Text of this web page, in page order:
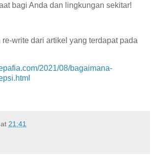
bagi Anda dan lingkungan sekitar!
write dari artikel yang terdapat pada
2021/08/bagaimana-
at 21:41